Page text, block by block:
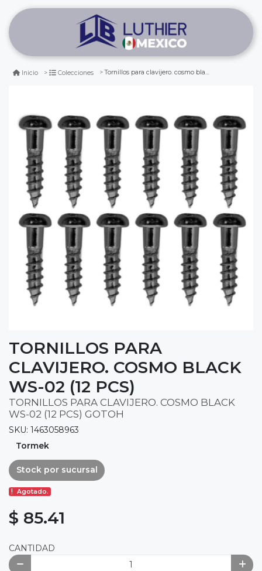
Inicio Colecciones Tornillos para clavijero. cosmo black ws-02 (12 pcs)
TORNILLOS PARA
CLAVIJERO. COSMO BLACK
WS-02 (12 PCS)
TORNILLOS PARA CLAVIJERO. COSMO BLACK
WS-02 (12 PCS) GOTOH
SKU: 1463058963
Tormek
Stock por sucursal
Agotado.
$ 85.41
CANTIDAD